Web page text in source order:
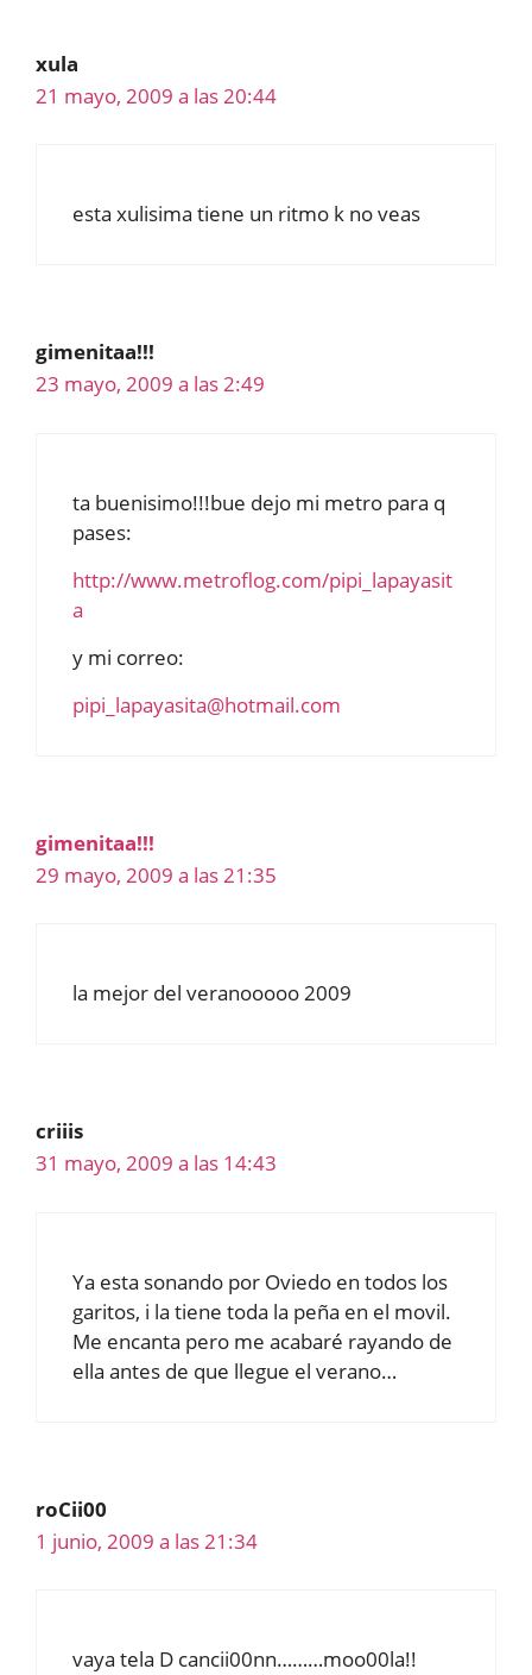
xula
21 mayo, 2009 a las 20:44
esta xulisima tiene un ritmo k no veas
gimenitaa!!!
23 mayo, 2009 a las 2:49
ta buenisimo!!!bue dejo mi metro para q
pases:
http://www.metroflog.com/pipi_lapayasit
a
y mi correo:
pipi_lapayasita@hotmail.com
gimenitaa!!!
29 mayo, 2009 a las 21:35
la mejor del veranooooo 2009
criiis
31 mayo, 2009 a las 14:43
Ya esta sonando por Oviedo en todos los
garitos, i la tiene toda la peña en el movil.
Me encanta pero me acabaré rayando de
ella antes de que llegue el verano…
roCii00
1 junio, 2009 a las 21:34
vaya tela D cancii00nn………moo00la!!